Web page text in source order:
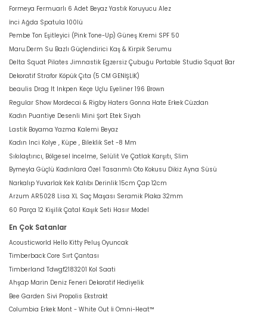
Formeya Fermuarlı 6 Adet Beyaz Yastık Koruyucu Alez
İnci Ağda Spatula 100lü
Pembe Ton Eşitleyici (Pink Tone-Up) Güneş Kremi SPF 50
Maru.Derm Su Bazlı Güçlendirici Kaş & Kirpik Serumu
Delta Squat Pilates Jimnastik Egzersiz Çubuğu Portable Studio Squat Bar
Dekoratif Strafor Köpük Çıta (5 CM GENİŞLİK)
beaulis Drag It Inkpen Keçe Uçlu Eyeliner 196 Brown
Regular Show Mordecai & Rigby Haters Gonna Hate Erkek Cüzdan
Kadın Puantiye Desenli Mini Şort Etek Siyah
Lastik Boyama Yazma Kalemi Beyaz
Kadın Inci Kolye , Küpe , Bileklik Set -8 Mm
Sıkılaştırıcı, Bölgesel İncelme, Selülit Ve Çatlak Karşıtı, Slim
Bymeyla Güçlü Kadınlara Özel Tasarımlı Oto Kokusu Dikiz Ayna Süsü
Narkalıp Yuvarlak Kek Kalıbı Derinlik 15cm Çap 12cm
Arzum AR5028 Lisa XL Saç Maşası Seramik Plaka 32mm
60 Parça 12 Kişilik Çatal Kaşık Seti Hasır Model
En Çok Satanlar
Acousticworld Hello Kitty Peluş Oyuncak
Timberback Core Sırt Çantası
Timberland Tdwgf2183201 Kol Saati
Ahşap Marin Deniz Feneri Dekoratif Hediyelik
Bee Garden Sivi Propolis Ekstrakt
Columbia Erkek Mont - White Out İi Omni-Heat™